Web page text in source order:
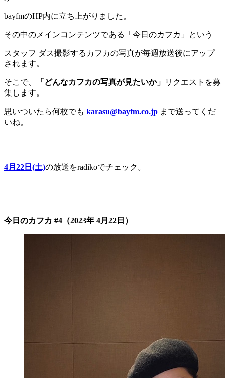
bayfmのHP内に立ち上がりました。
その中のメインコンテンツである「今日のカフカ」という
スタッフ ダス撮影するカフカの写真が毎週放送後にアップ
されます。
そこで、 「どんなカフカの写真が見たいか」
リクエストを募
集します。
思いついたら何枚でも karasu@bayfm.co.jp まで送ってくだ
いね。
4月22日(土)の放送をradikoでチェック。
今日のカフカ #4（2023年 4月22日）